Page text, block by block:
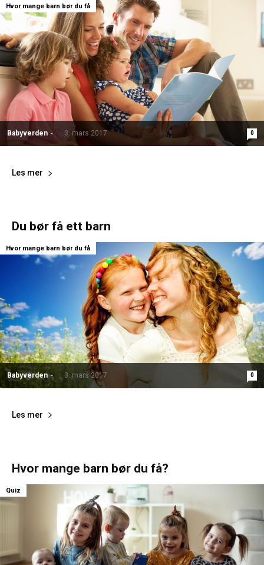
Babyverden - 3. mars 2017 0
Hvor mange barn bør du få
Les mer
Du bør få ett barn
Babyverden - 3. mars 2017 0
Hvor mange barn bør du få
Les mer
Hvor mange barn bør du få?
Quiz